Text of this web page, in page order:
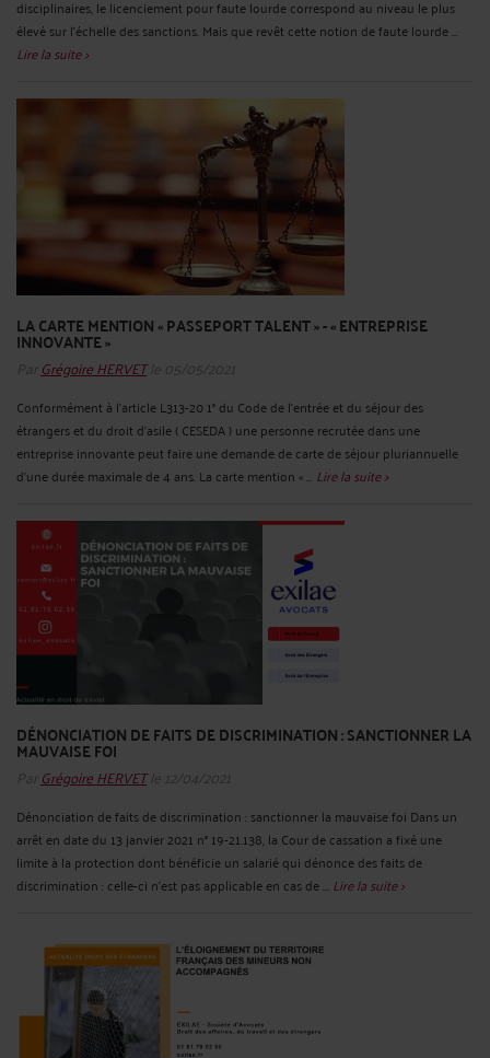
disciplinaires, le licenciement pour faute lourde correspond au niveau le plus
élevé sur l'échelle des sanctions. Mais que revêt cette notion de faute lourde ...
Lire la suite >
LA CARTE MENTION « PASSEPORT TALENT » - « ENTREPRISE
INNOVANTE »
Par Grégoire HERVETle 05/05/2021
Conformément à l’article L313-20 1° du Code de l’entrée et du séjour des
étrangers et du droit d’asile ( CESEDA ) une personne recrutée dans une
entreprise innovante peut faire une demande de carte de séjour pluriannuelle
d’une durée maximale de 4 ans. La carte mention « ... Lire la suite >
DÉNONCIATION DE FAITS DE DISCRIMINATION : SANCTIONNER LA
MAUVAISE FOI
Par Grégoire HERVETle 12/04/2021
Dénonciation de faits de discrimination : sanctionner la mauvaise foi Dans un
arrêt en date du 13 janvier 2021 n° 19-21.138, la Cour de cassation a fixé une
limite à la protection dont bénéficie un salarié qui dénonce des faits de
discrimination : celle-ci n’est pas applicable en cas de ... Lire la suite >